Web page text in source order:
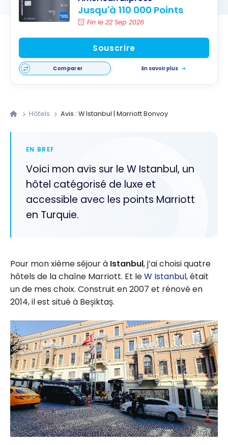
Jusqu'à 110 000 Points
Fin le 22 Sep 2026
Souscrire
Comparer En savoir plus
Hôtels Avis : W Istanbul | Marriott Bonvoy
EN BREF
Voici mon avis sur le W Istanbul, un
hôtel catégorisé de luxe et
accessible avec les points Marriott
en Turquie.
Pour mon xième séjour à Istanbul, j’ai choisi quatre
hôtels de la chaîne Marriott. Et leW Istanbul, était
un de mes choix. Construit en 2007 et rénové en
2014, il est situé à Beşiktaş.